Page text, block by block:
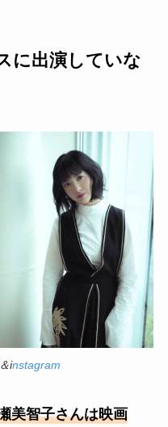
に出演していな
＆instagram
美智子さんは映画